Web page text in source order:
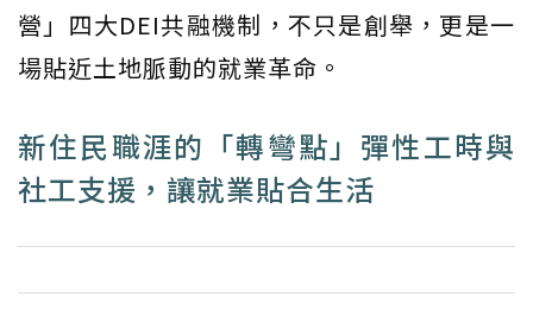
營」四大DEI共融機制，不只是創舉，更是一
場貼近土地脈動的就業革命。
新住民職涯的「轉彎點」彈性工時與
社工支援，讓就業貼合生活